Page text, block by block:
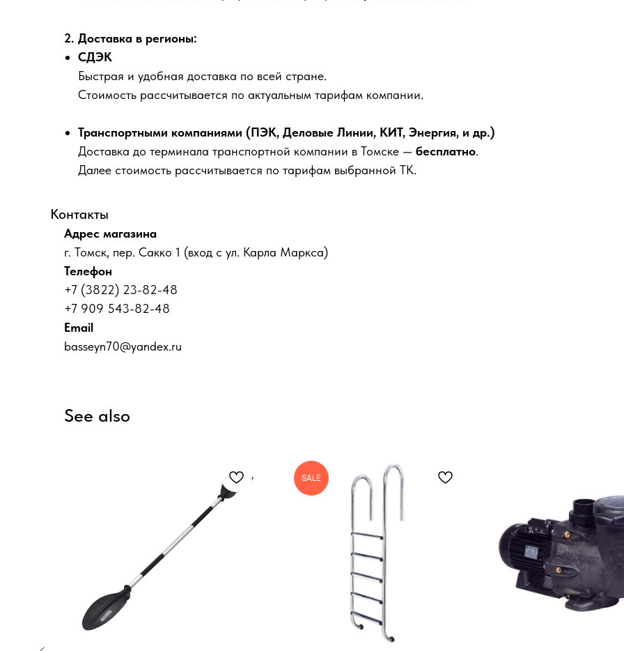
2. Доставка в регионы:
СДЭК
Быстрая и удобная доставка по всей стране.
Стоимость рассчитывается по актуальным тарифам компании.
Транспортными компаниями (ПЭК, Деловые Линии, КИТ, Энергия, и др.)
Доставка до терминала транспортной компании в Томске — бесплатно.
Далее стоимость рассчитывается по тарифам выбранной ТК.
Контакты
Адрес магазина
г. Томск, пер. Сакко 1 (вход с ул. Карла Маркса)
Телефон
+7 (3822) 23-82-48
+7 909 543-82-48
Email
basseyn70@yandex.ru
See also
SALE